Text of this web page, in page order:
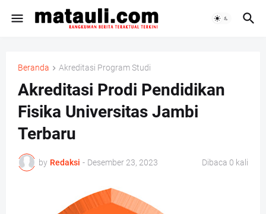
Beranda Akreditasi Program Studi
Akreditasi Prodi Pendidikan
Fisika Universitas Jambi
Terbaru
by Redaksi - Desember 23, 2023 Dibaca 0 kali